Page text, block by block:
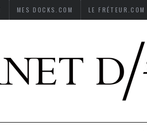
MES DOCKS.COM LE FRÉTEUR.COM